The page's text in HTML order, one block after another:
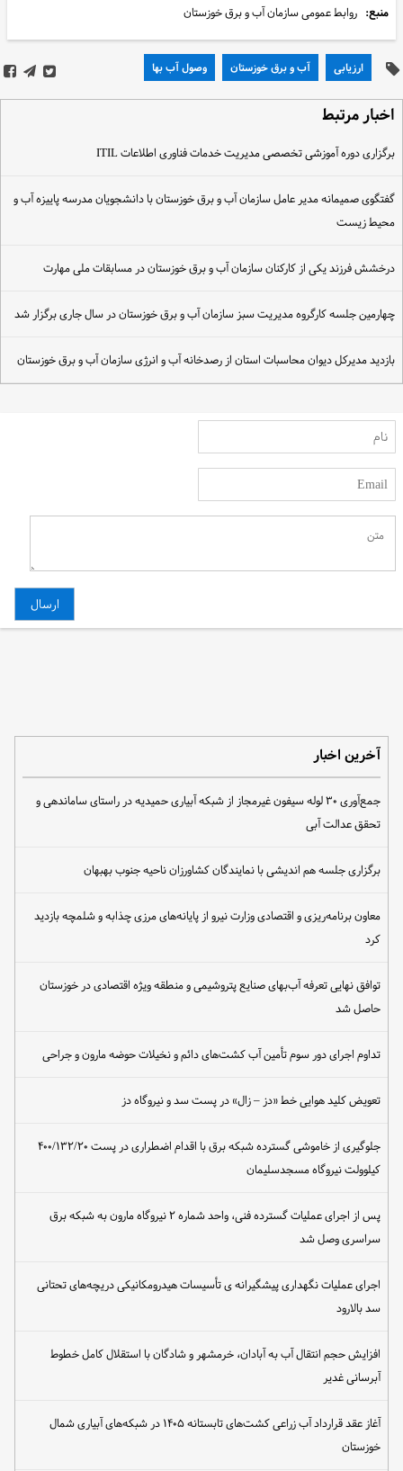
منبع: روابط عمومی سازمان آب و برق خوزستان
ارزیابی آب و برق خوزستان وصول آب بها
اخبار مرتبط
برگزاری دوره آموزشی تخصصی مدیریت خدمات فناوری اطلاعات ITIL
گفتگوی صمیمانه مدیر عامل سازمان آب و برق خوزستان با دانشجویان مدرسه پاییزه آب و
محیط زیست
درخشش فرزند یکی از کارکنان سازمان آب و برق خوزستان در مسابقات ملی مهارت
چهارمین جلسه کارگروه مدیریت سبز سازمان آب و برق خوزستان در سال جاری برگزار شد
بازدید مدیرکل دیوان محاسبات استان از رصدخانه آب و انرژی سازمان آب و برق خوزستان
آخرین اخبار
جمع‌آوری ۳۰ لوله سیفون غیرمجاز از شبکه آبیاری حمیدیه در راستای ساماندهی و
تحقق عدالت آبی
برگزاری جلسه هم اندیشی با نمایندگان کشاورزان ناحیه جنوب بهبهان
معاون برنامه‌ریزی و اقتصادی وزارت نیرو از پایانه‌های مرزی چذابه و شلمچه بازدید
کرد
توافق نهایی تعرفه آب‌بهای صنایع پتروشیمی و منطقه ویژه اقتصادی در خوزستان
حاصل شد
تداوم اجرای دور سوم تأمین آب کشت‌های دائم و نخیلات حوضه مارون و جراحی
تعویض کلید هوایی خط «دز – زال» در پست سد و نیروگاه دز
جلوگیری از خاموشی گسترده شبکه برق با اقدام اضطراری در پست ۴۰۰/۱۳۲/۲۰
کیلوولت نیروگاه مسجدسلیمان
پس از اجرای عملیات گسترده فنی، واحد شماره ۲ نیروگاه مارون به شبکه برق
سراسری وصل شد
اجرای عملیات نگهداری پیشگیرانه ی تأسیسات هیدرومکانیکی دریچه‌های تحتانی
سد بالارود
افزایش حجم انتقال آب به آبادان، خرمشهر و شادگان با استقلال کامل خطوط
آبرسانی غدیر
آغاز عقد قرارداد آب زراعی کشت‌های تابستانه ۱۴۰۵ در شبکه‌های آبیاری شمال
خوزستان